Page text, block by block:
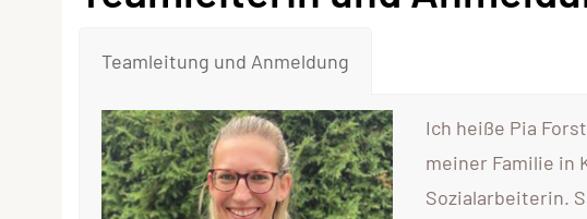
Teamleitung und Anmeldung
Ich heiße Pia
meiner Familie in
Sozialarbeiterin.